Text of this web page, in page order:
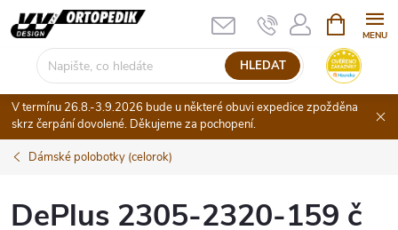
Přejít
na
HLEDAT
NÁKUPNÍ
KOŠÍK
V termínu 26.8.-3.9.2026 bude u některé obuvi expedice zpožděna
skrz čerpání dovolené. Děkujeme za pochopení.
Dámské polobotky (celorok)
DePlus 2305-2320-159 č